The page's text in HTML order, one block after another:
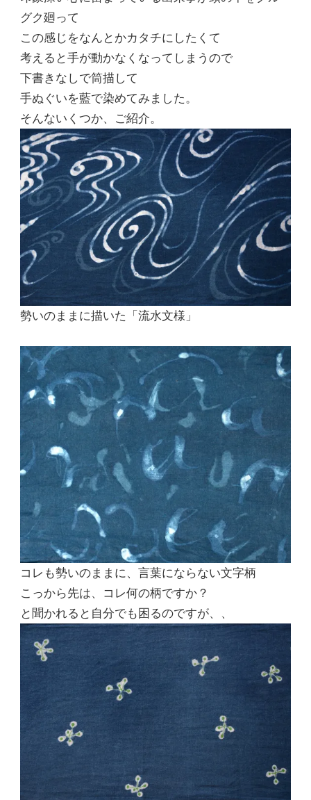
グク廻って
この感じをなんとかカタチにしたくて
考えると手が動かなくなってしまうので
下書きなしで筒描して
手ぬぐいを藍で染めてみました。
そんないくつか、ご紹介。
勢いのままに描いた「流水文様」
コレも勢いのままに、言葉にならない文字柄
こっから先は、コレ何の柄ですか？
と聞かれると自分でも困るのですが、、